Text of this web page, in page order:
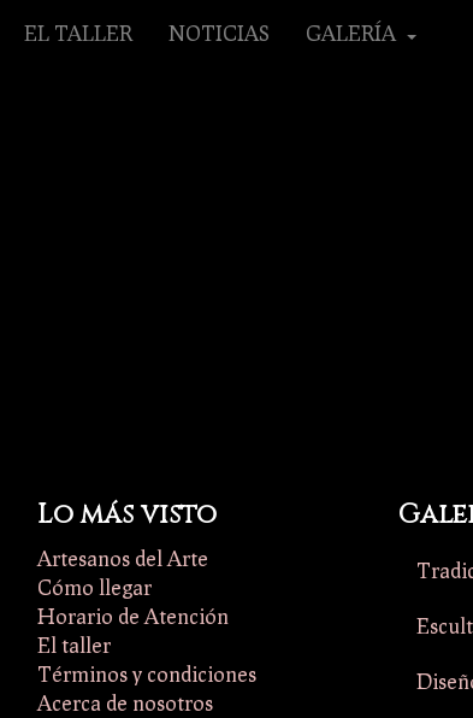
EL TALLER NOTICIAS GALERÍA
Lo más visto
Artesanos del Arte
Cómo llegar
Horario de Atención
El taller
Términos y condiciones
Acerca de nosotros